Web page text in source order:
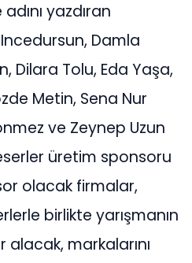
yazdıran
Damla
Dilara Tolu, Eda Yaşa,
Metin, Sena Nur
ve Zeynep Uzun
üretim sponsoru
olacak firmalar,
birlikte yarışmanın
markalarını